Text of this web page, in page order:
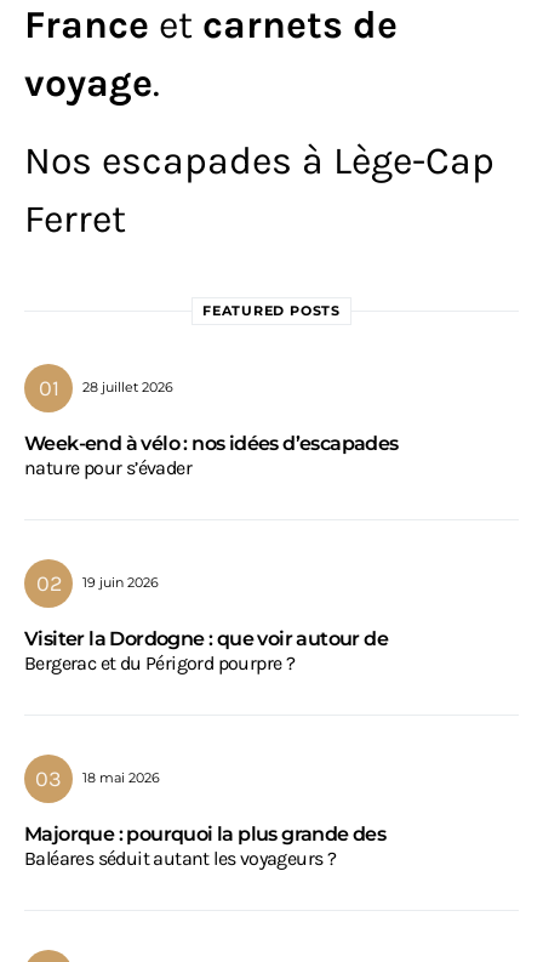
France et carnets de
voyage.
Nos escapades à Lège-Cap
Ferret
FEATURED POSTS
28 juillet 2026
Week-end à vélo : nos idées d’escapades
nature pour s’évader
19 juin 2026
Visiter la Dordogne : que voir autour de
Bergerac et du Périgord pourpre ?
18 mai 2026
Majorque : pourquoi la plus grande des
Baléares séduit autant les voyageurs ?